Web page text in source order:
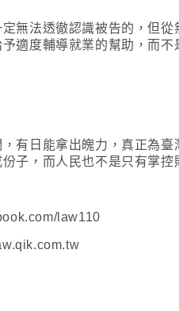
無法透徹認識被告的，但
適度輔導就業的幫助，而
有日能拿出魄力，真正為
子，而人民也不是只有掌
law110